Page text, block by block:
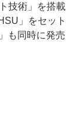
技術」を搭載
」をセット
も同時に発売